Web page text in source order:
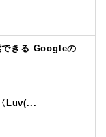
できる Googleの
Luv(...